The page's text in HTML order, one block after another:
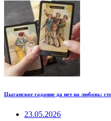
Цыганское гадание да нет на любовь:
23.05.2026